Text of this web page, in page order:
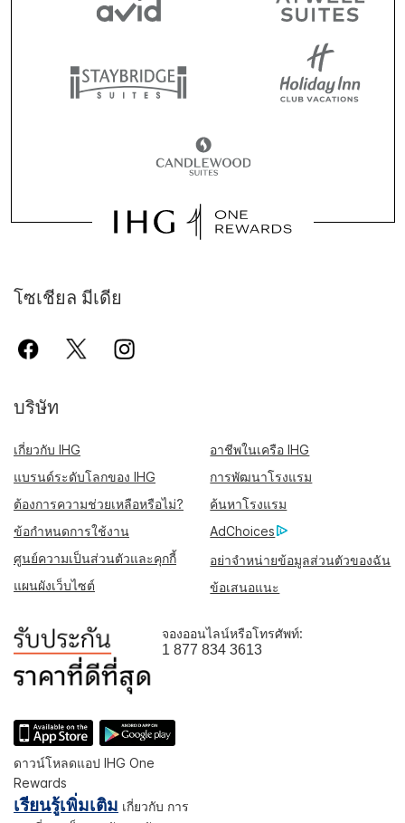
โซเชียล มีเดีย
บริษัท
เกี่ยวกับ IHG
อาชีพในเครือ IHG
แบรนด์ระดับโลกของ IHG
การพัฒนาโรงแรม
ต้องการความช่วยเหลือหรือไม่?
ค้นหาโรงแรม
ข้อกำหนดการใช้งาน
AdChoices
ศูนย์ความเป็นส่วนตัวและคุกกี้
อย่าจำหน่ายข้อมูลส่วนตัวของฉัน
แผนผังเว็บไซต์
ข้อเสนอแนะ
จองออนไลน์หรือโทรศัพท์:
1 877 834 3613
ดาวน์โหลดแอป IHG One
Rewards
เรียนรู้เพิ่มเติม เกี่ยวกับ การ